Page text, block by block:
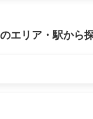
エリア・駅から